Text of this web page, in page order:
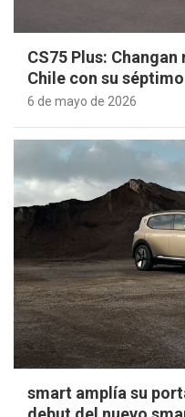
CS75 Plus:
Chile con su
6 de mayo de 2026
smart amplía su